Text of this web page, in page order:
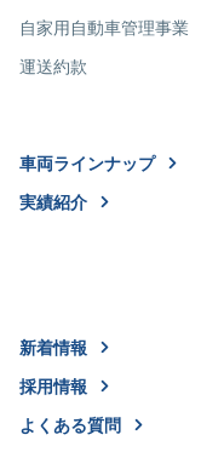
自家用自動車管理事業
運送約款
車両ラインナップ
実績紹介
新着情報
採用情報
よくある質問